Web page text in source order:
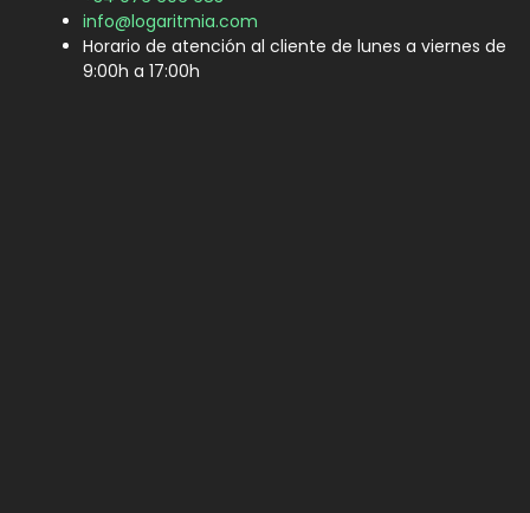
info@logaritmia.com
Horario de atención al cliente de lunes a viernes de
9:00h a 17:00h